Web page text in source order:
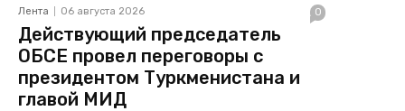
Лента 06 августа 2026 0
Действующий председатель
ОБСЕ провел переговоры с
президентом Туркменистана и
главой МИД